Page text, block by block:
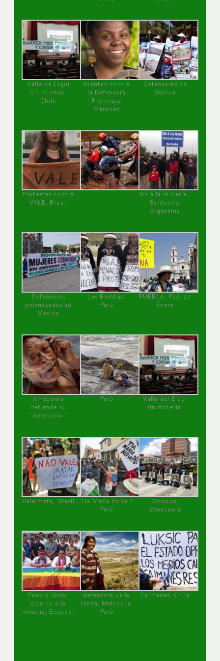
Valle de Elqui
sin minería.
Chile
Atentan contra
la Defensora
Francisca
Márquez
Defensoras de
Bolivia
Protestas contra
VALE, Brasil
No a la minería ,
Bariloche,
Argentina
Defensoras
amenazadas en
México
Las Bambas,
Perú
PUEBLA, Pue, 27
Enero
Amazonía
defiende su
territorio
Perú
Valle del Elqui
sin minería.
Vale mata, Brasil
Tía María no va !
Perú
Orinoco,
Venezuela
Pueblo Shuar
dice no a la
minería, Ecuador
defensora de la
tierra, Melchora,
Perú
Caimanes, Chile